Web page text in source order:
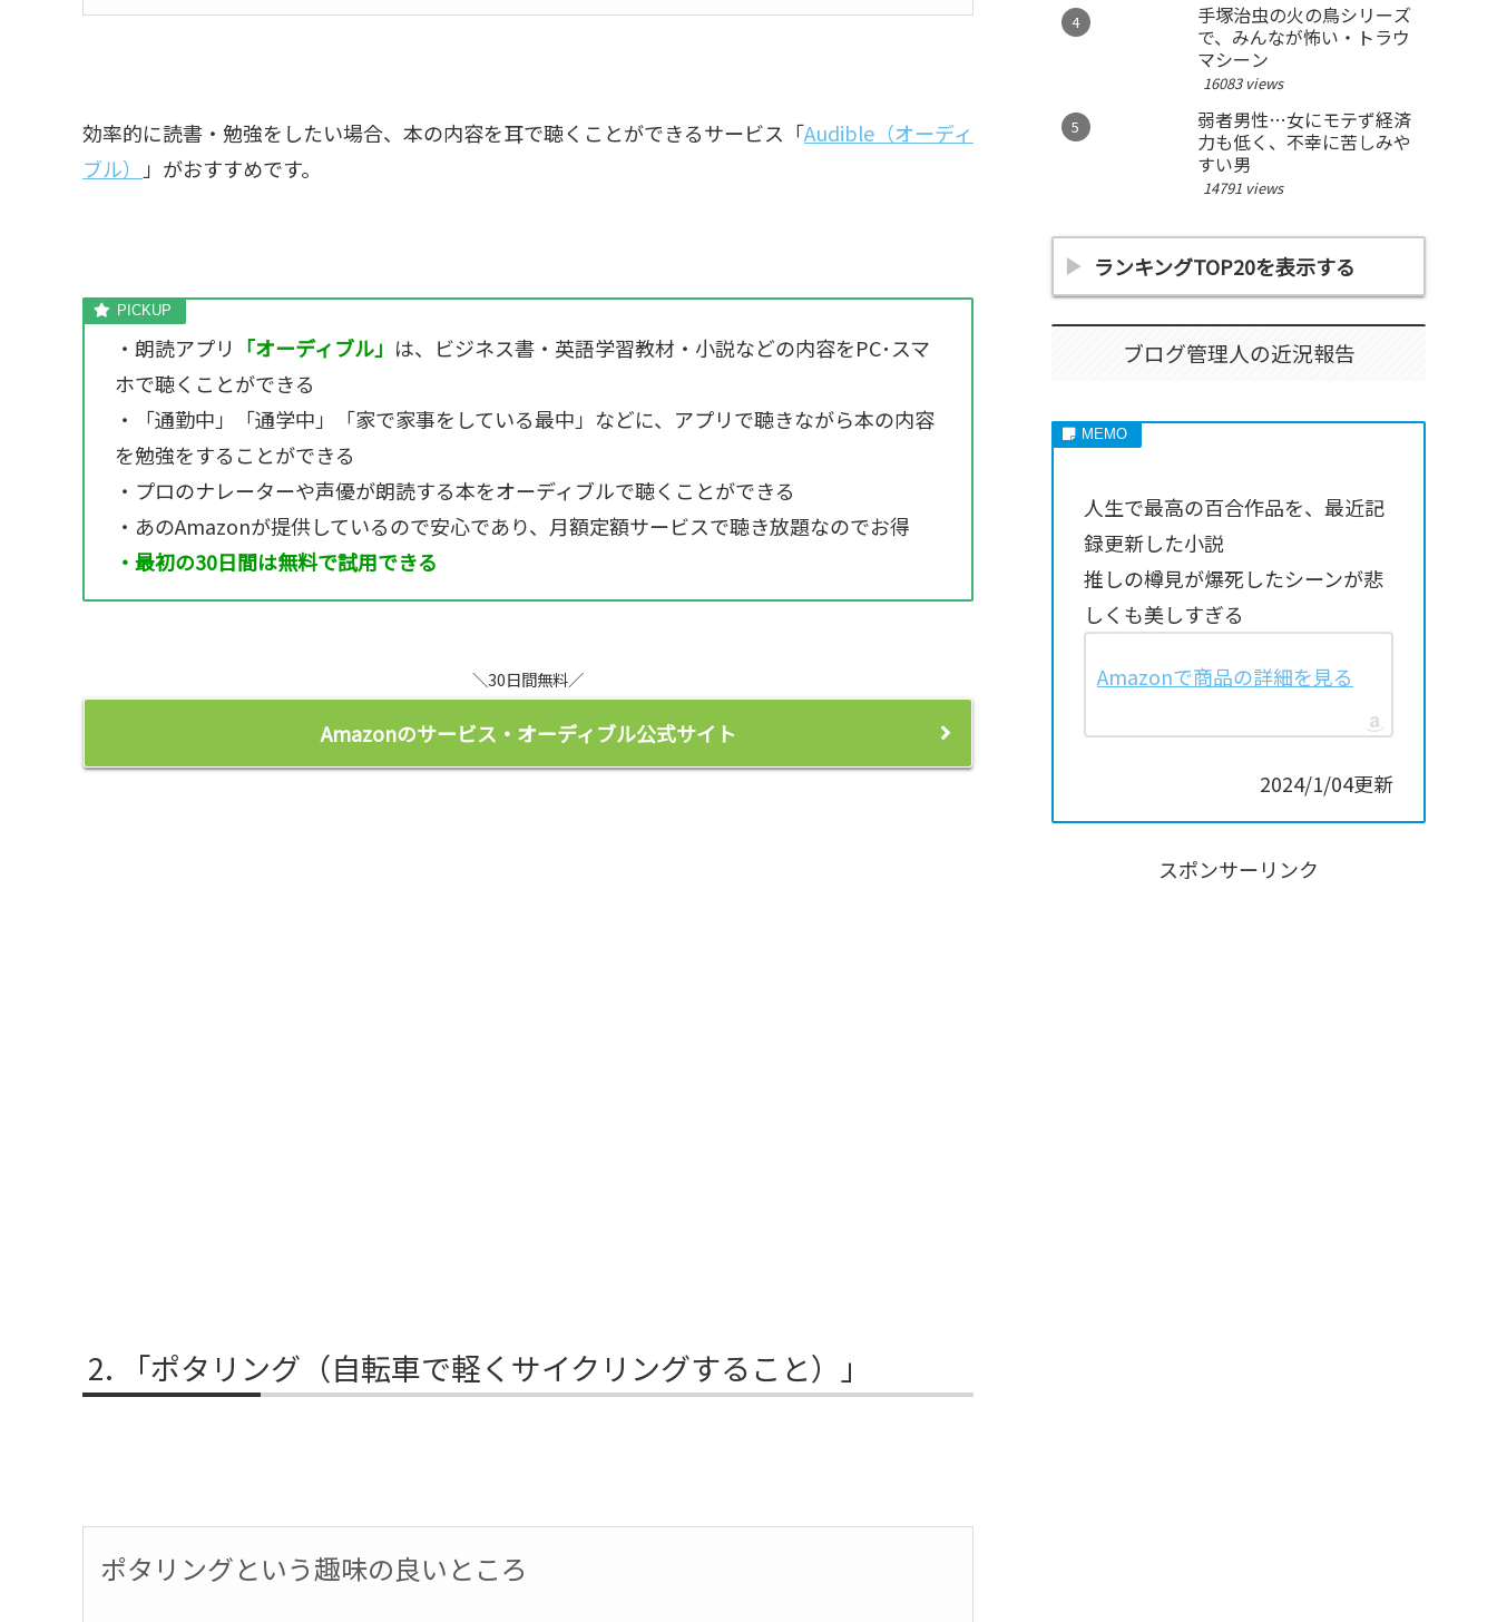
効率的に読書・勉強をしたい場合、本の内容を耳で聴くことができるサービス「Audible（オーディ
ブル） 」がおすすめです。
・朗読アプリ 「オーディブル」 は、ビジネス書・英語学習教材・小説などの内容をPC･スマ
ホで聴くことができる
・「通勤中」「通学中」「家で家事をしている最中」などに、アプリで聴きながら本の内容
を勉強をすることができる
・プロのナレーターや声優が朗読する本をオーディブルで聴くことができる
・あのAmazonが提供しているので安心であり、月額定額サービスで聴き放題なのでお得
・最初の30日間は無料で試用できる
＼30日間無料／
Amazonのサービス・オーディブル公式サイト
「ポタリング（自転車で軽くサイクリングすること）」
ポタリングという趣味の良いところ
手塚治虫の火の鳥シリーズ
で、みんなが怖い・トラウ
マシーン
16083 views
弱者男性…女にモテず経済
力も低く、不幸に苦しみや
すい男
14791 views
ランキングTOP20を表示する
ブログ管理人の近況報告
人生で最高の百合作品を、最近記
録更新した小説
推しの樽見が爆死したシーンが悲
しくも美しすぎる
Amazonで商品の詳細を見る
2024/1/04更新
スポンサーリンク